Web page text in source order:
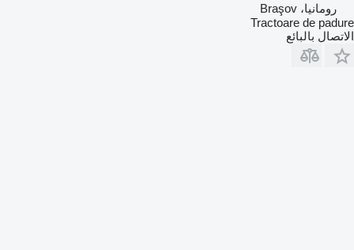
رومانيا، Braşov
Tractoare de padure
الاتصال بالبائع